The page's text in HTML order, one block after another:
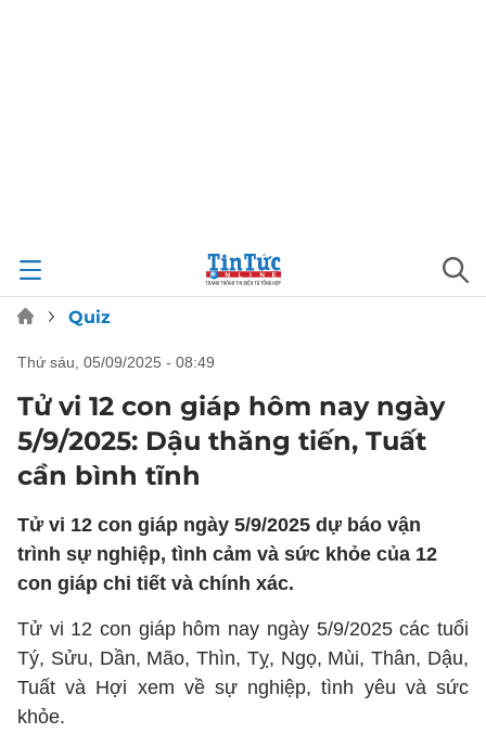
Quiz
thứ sáu, 05/09/2025 - 08:49
Tử vi 12 con giáp hôm nay ngày
5/9/2025: Dậu thăng tiến, Tuất
cần bình tĩnh
Tử vi 12 con giáp ngày 5/9/2025 dự báo vận
trình sự nghiệp, tình cảm và sức khỏe của 12
con giáp chi tiết và chính xác.
Tử vi 12 con giáp hôm nay ngày 5/9/2025 các tuổi
Tý, Sửu, Dần, Mão, Thìn, Tỵ, Ngọ, Mùi, Thân, Dậu,
Tuất và Hợi xem về sự nghiệp, tình yêu và sức
khỏe.